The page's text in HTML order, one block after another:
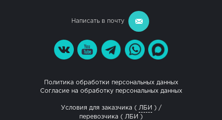
Написать в почту
Политика обработки персональных данных
Согласие на обработку персональных данных
Условия для заказчика ( ЛБИ
) /
перевозчика ( ЛБИ )